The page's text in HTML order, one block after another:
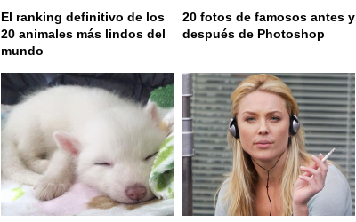
El ranking definitivo de los
20 animales más lindos del
mundo
20 fotos de famosos antes y
después de Photoshop